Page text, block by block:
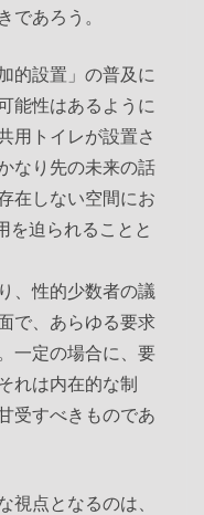
あろう。
的設置」の普及に
能性はあるように
用トイレが設置さ
なり先の未来の話
在しない空間にお
を迫られることと
、性的少数者の議
で、あらゆる要求
一定の場合に、要
れは内在的な制
受すべきものであ
点となるのは、